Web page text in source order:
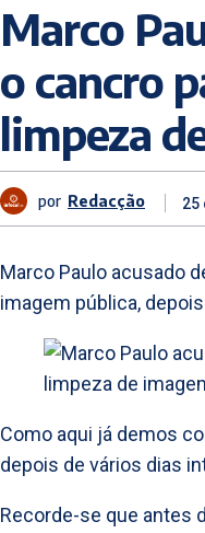
Marco
o cancro
limpeza
por Redacção 25
Marco Paulo acusado
imagem pública,
Como aqui já demos
depois de vários dias
Recorde-se que antes